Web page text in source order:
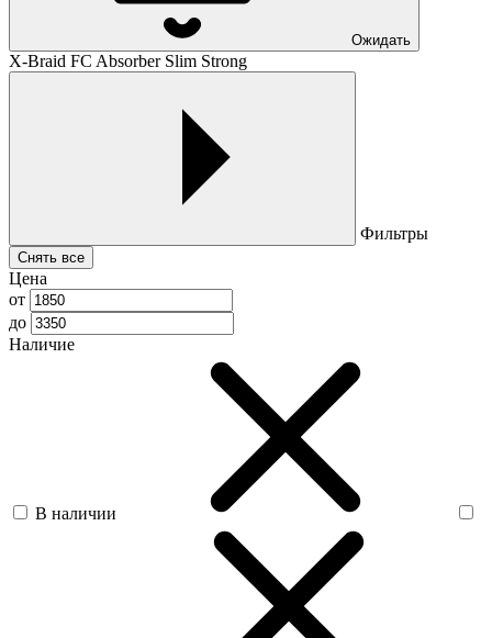
Ожидать
X-Braid FC Absorber Slim Strong
Фильтры
Снять все
Цена
от
до
Наличие
В наличии